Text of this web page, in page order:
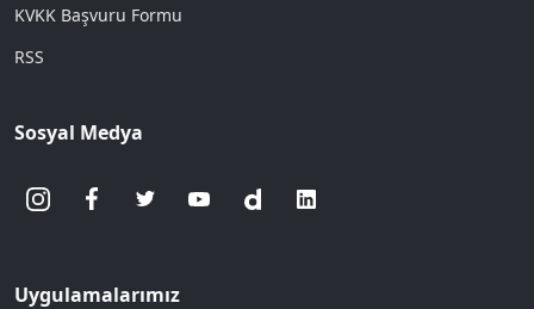
KVKK Başvuru Formu
RSS
Sosyal Medya
Uygulamalarımız